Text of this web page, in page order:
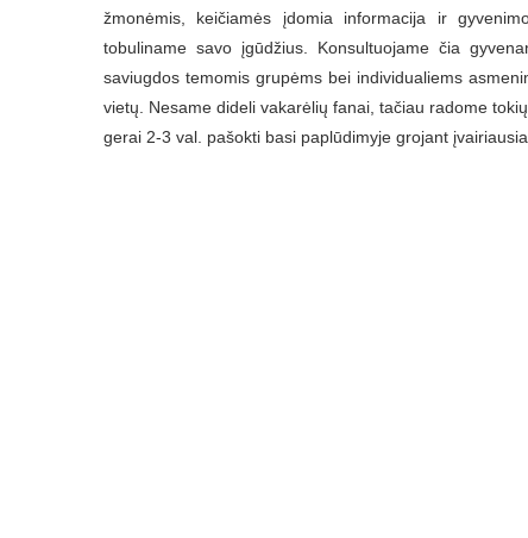
žmonėmis, keičiamės įdomia informacija ir
tobuliname savo įgūdžius. Konsultuojame čia
saviugdos temomis grupėms bei individualiems
vietų. Nesame dideli vakarėlių fanai, tačiau radome
gerai 2-3 val. pašokti basi paplūdimyje grojant